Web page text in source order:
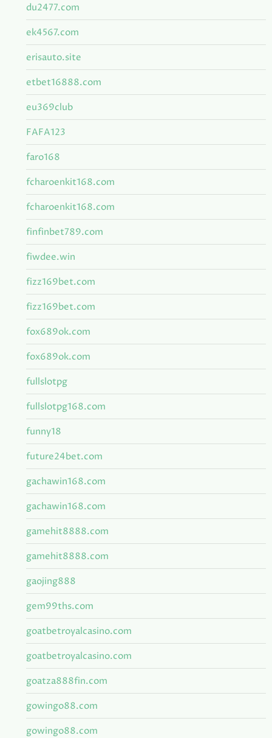
du2477.com
ek4567.com
erisauto.site
etbet16888.com
eu369club
FAFA123
faro168
fcharoenkit168.com
fcharoenkit168.com
finfinbet789.com
fiwdee.win
fizz169bet.com
fizz169bet.com
fox689ok.com
fox689ok.com
fullslotpg
fullslotpg168.com
funny18
future24bet.com
gachawin168.com
gachawin168.com
gamehit8888.com
gamehit8888.com
gaojing888
gem99ths.com
goatbetroyalcasino.com
goatbetroyalcasino.com
goatza888fin.com
gowingo88.com
gowingo88.com